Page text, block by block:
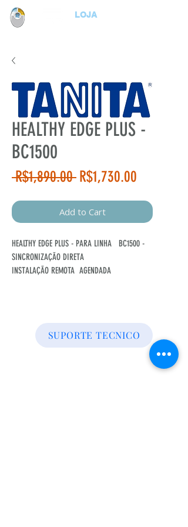
LOJA
HEALTHY EDGE PLUS -
BC1500
R$1,890.00 Regular
R$1,730.00
Add to Cart
HEALTHY EDGE PLUS - PARA LINHA BC1500 -
SINCRONIZAÇÃO DIRETA
INSTALAÇÃO REMOTA AGENDADA
SUPORTE TECNICO